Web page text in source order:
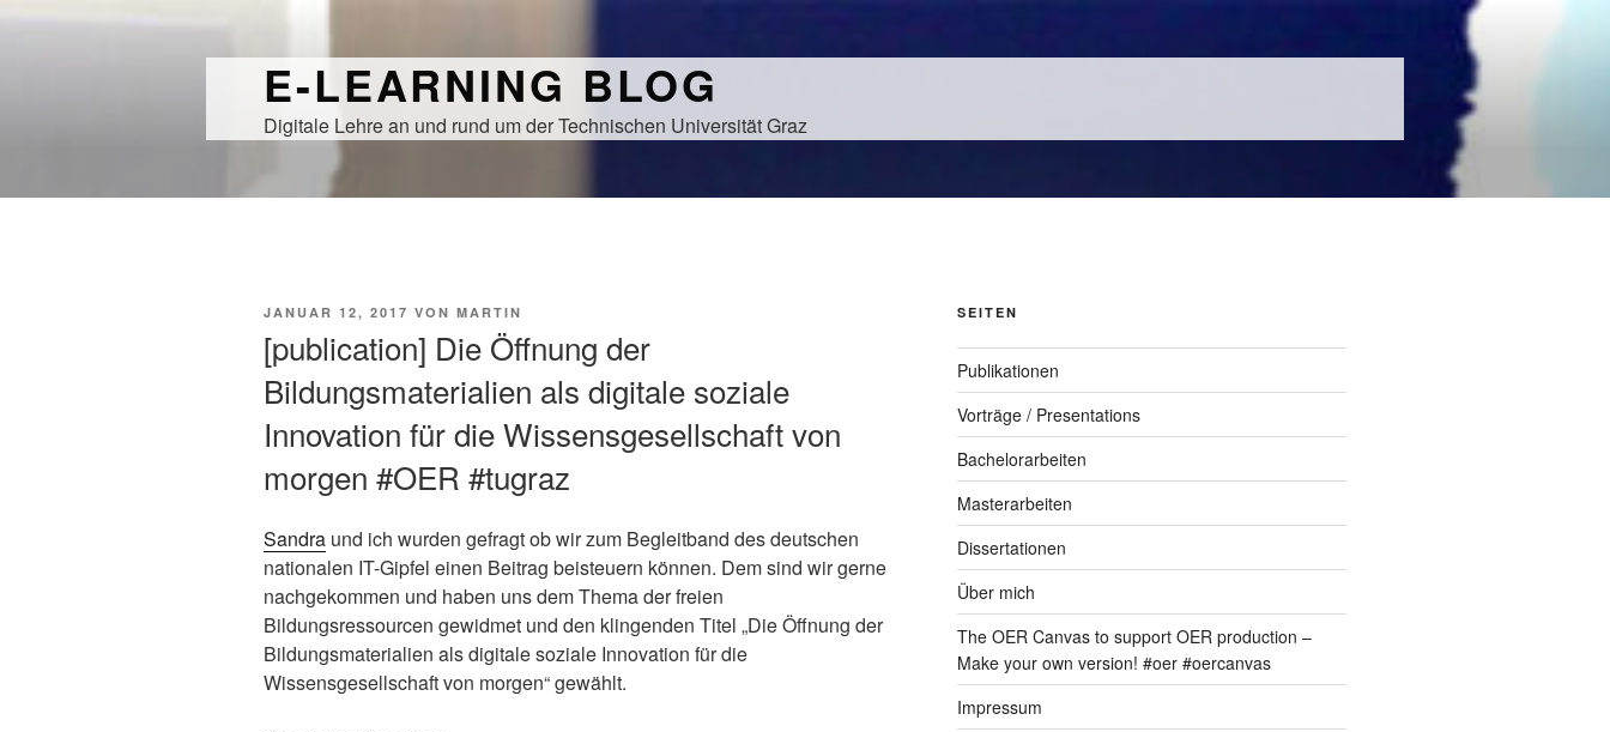
E-LEARNING BLOG
Digitale Lehre an und rund um der Technischen Universität Graz
VERÖFFENTLICHT
JANUAR 12, 2017 VON MARTIN
[publication] Die Öffnung der
Bildungsmaterialien als digitale soziale
Innovation für die Wissensgesellschaft von
morgen #OER #tugraz
Sandra und ich wurden gefragt ob wir zum Begleitband des deutschen
nationalen IT-Gipfel einen Beitrag beisteuern können. Dem sind wir gerne
nachgekommen und haben uns dem Thema der freien
Bildungsressourcen gewidmet und den klingenden Titel „Die Öffnung der
Bildungsmaterialien als digitale soziale Innovation für die
Wissensgesellschaft von morgen“ gewählt.
SEITEN
Publikationen
Vorträge / Presentations
Bachelorarbeiten
Masterarbeiten
Dissertationen
Über mich
The OER Canvas to support OER production –
Make your own version! #oer #oercanvas
Impressum